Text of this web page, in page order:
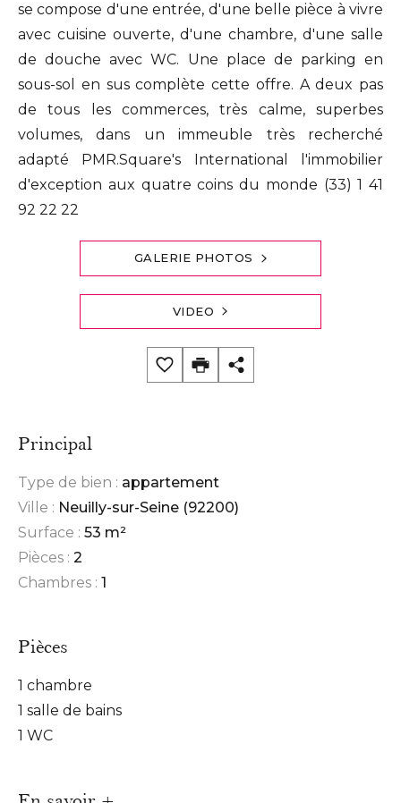
se compose d'une entrée, d'une belle pièce à vivre
avec cuisine ouverte, d'une chambre, d'une salle
de douche avec WC. Une place de parking en
sous-sol en sus complète cette offre. A deux pas
de tous les commerces, très calme, superbes
volumes, dans un immeuble très recherché
adapté PMR.Square's International l'immobilier
d'exception aux quatre coins du monde (33) 1 41
92 22 22
GALERIE PHOTOS
VIDEO
Principal
Type de bien : appartement
Ville : Neuilly-sur-Seine (92200)
Surface : 53 m²
Pièces : 2
Chambres : 1
Pièces
1 chambre
1 salle de bains
1 WC